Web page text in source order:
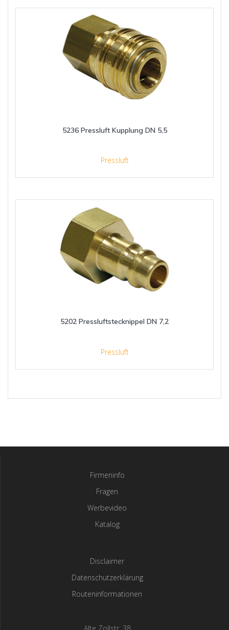
5236 Pressluft Kupplung DN 5,5
Pressluft
5202 Pressluftstecknippel DN 7,2
Pressluft
Firmeninfo
Fragen
Werbevideo
Katalog
Disclaimer
Datenschutzerklärung
Routeninformationen